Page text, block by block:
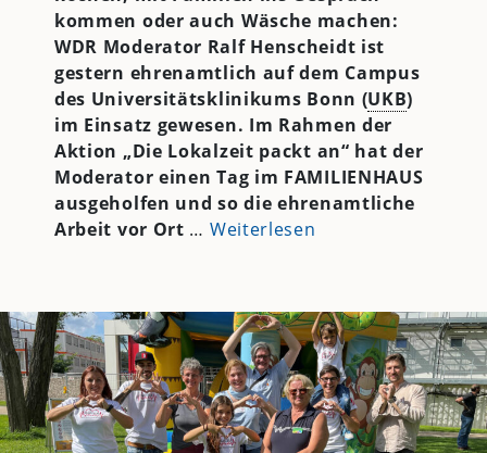
kommen oder auch Wäsche machen:
WDR Moderator Ralf Henscheidt ist
gestern ehrenamtlich auf dem Campus
des Universitätsklinikums Bonn (UKB)
im Einsatz gewesen. Im Rahmen der
Aktion „Die Lokalzeit packt an“ hat der
Moderator einen Tag im FAMILIENHAUS
ausgeholfen und so die ehrenamtliche
Arbeit vor Ort … Weiterlesen